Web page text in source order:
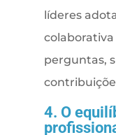
líderes
colaborativa
perguntas,
4. O